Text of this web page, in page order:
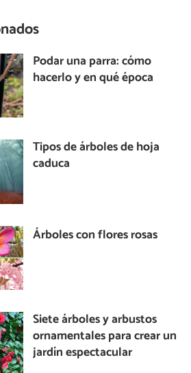
Podar una parra: cómo
hacerlo y en qué época
Tipos de árboles de hoja
caduca
Árboles con flores rosas
Siete árboles y arbustos
ornamentales para crear un
jardín espectacular